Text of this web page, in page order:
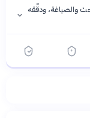
والصياغة، ودقّقه